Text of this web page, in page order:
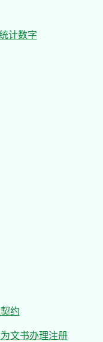
计数字
约
文书办理注册